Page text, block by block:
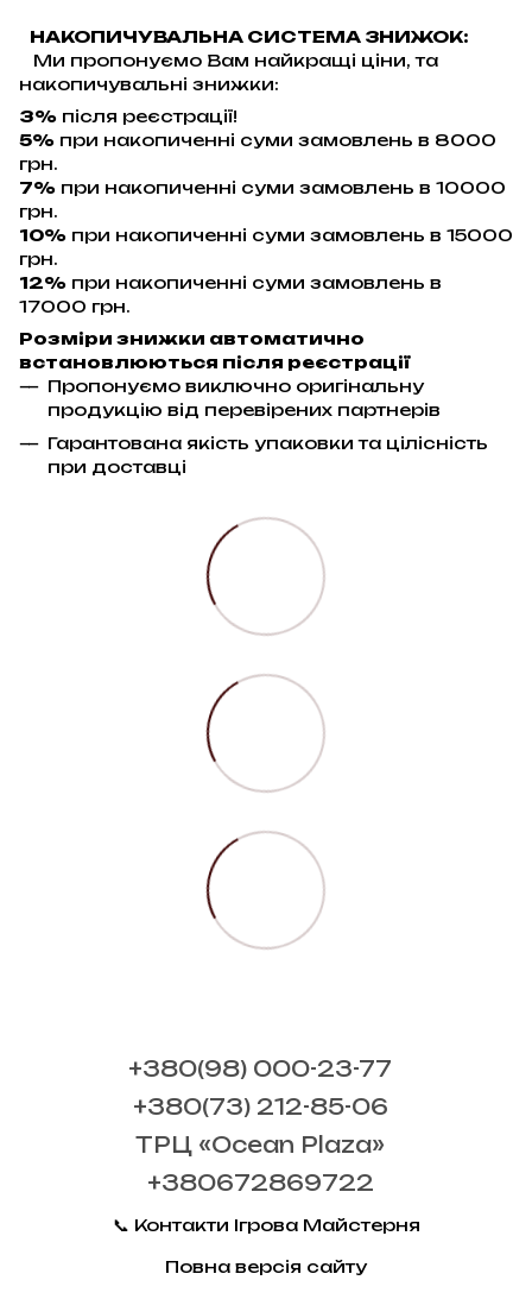
НАКОПИЧУВАЛЬНА СИСТЕМА ЗНИЖОК:
Ми пропонуємо Вам найкращі ціни, та
накопичувальні знижки:
3% після реєстрації!
5% при накопиченні суми замовлень в 8000
грн.
7% при накопиченні суми замовлень в 10000
грн.
10% при накопиченні суми замовлень в 15000
грн.
12% при накопиченні суми замовлень в
17000 грн.
Розміри знижки автоматично
встановлюються після реєстрації
Пропонуємо виключно оригінальну
продукцію від перевірених партнерів
Гарантована якість упаковки та цілісність
при доставці
+380(98) 000-23-77
+380(73) 212-85-06
ТРЦ «Ocean Plaza»
+380672869722
📞 Контакти Ігрова Майстерня
Повна версія сайту